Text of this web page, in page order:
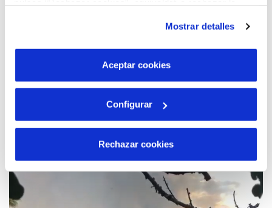
son indispensables para que el sitio web funcione y que
por tanto no se pueden desactivar. Puedes consultar
más información en nuestraPolítica de Cookies
Mostrar detalles
Aceptar cookies
Configurar
Rechazar cookies
Cetaqua aterriza en Comunitat Valenciana
con una delegación en colaboración con